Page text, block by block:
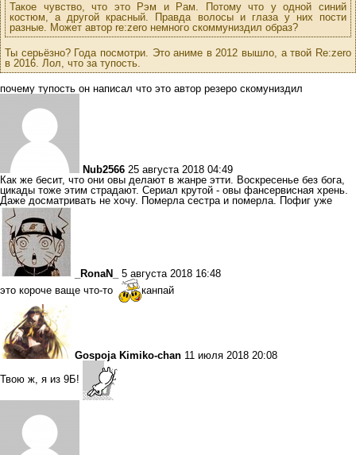
Такое чувство, что это Рэм и Рам. Потому что у одной синий
костюм, а другой красный. Правда волосы и глаза у них пости
разные. Может автор re:zero немного скоммуниздил образ?
Ты серьёзно? Года посмотри. Это аниме в 2012 вышло, а твой Re:zero
в 2016. Лол, что за тупость.
почему тупость он написал что это автор резеро скомуниздил
Nub2566 25 августа 2018 04:49
Как же бесит, что они овы делают в жанре этти. Воскресенье без бога,
цикады тоже этим страдают. Сериал крутой - овы фансервисная хрень.
Даже досматривать не хочу. Померла сестра и померла. Пофиг уже
_RonaN_
5 августа 2018 16:48
это короче ваще что-то
канпай
Gospoja Kimiko-chan 11 июля 2018 20:08
Твою ж, я из 9Б!